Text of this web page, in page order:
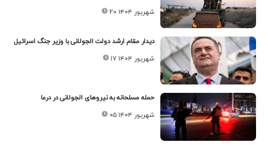
۲۰ شهریور ۱۴۰۴
دیدار مقام ارشد دولت الجولانی با وزیر جنگ اسرائیل
۱۷ شهریور ۱۴۰۴
حمله مسلحانه به نیروهای الجولانی در درعا
۰۵ شهریور ۱۴۰۴